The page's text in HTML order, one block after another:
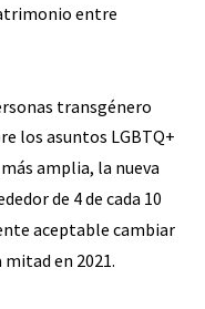
entre
transgénero
los asuntos LGBTQ+
amplia, la nueva
de 4 de cada 10
aceptable cambiar
en 2021.